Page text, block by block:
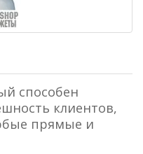
способен
клиентов,
прямые и